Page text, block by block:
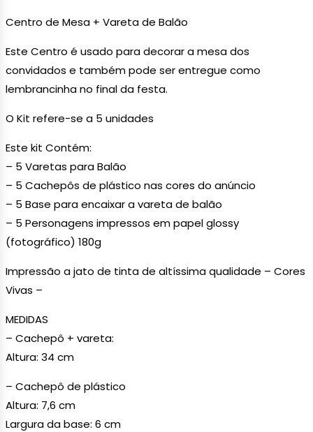
Centro de Mesa + Vareta de Balão
Este Centro é usado para decorar a mesa dos
convidados e também pode ser entregue como
lembrancinha no final da festa.
O Kit refere-se a 5 unidades
Este kit Contém:
– 5 Varetas para Balão
– 5 Cachepôs de plástico nas cores do anúncio
– 5 Base para encaixar a vareta de balão
– 5 Personagens impressos em papel glossy
(fotográfico) 180g
Impressão a jato de tinta de altíssima qualidade – Cores
Vivas –
MEDIDAS
– Cachepô + vareta:
Altura: 34 cm
– Cachepô de plástico
Altura: 7,6 cm
Largura da base: 6 cm